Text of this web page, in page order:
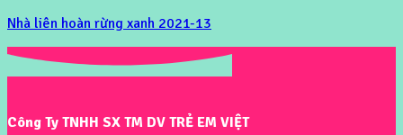
Nhà liên hoàn rừng xanh 2021-13
Công Ty TNHH SX TM DV TRẺ EM VIỆT